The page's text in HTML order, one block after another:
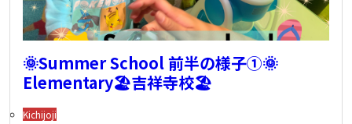
🌞Summer School 前半の様子①🌞
Elementary🏖️吉祥寺校🏖️
Kichijoji